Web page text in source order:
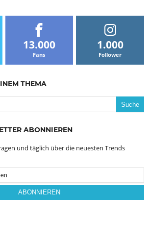
13.000
Fans
1.000
Follower
THEMA
ABONNIEREN
und täglich über die neuesten Trends
ABONNIEREN